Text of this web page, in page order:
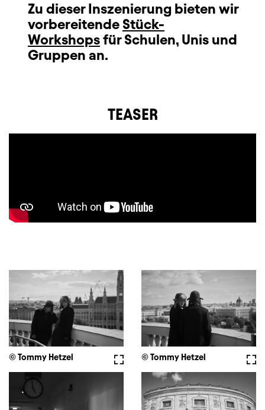
Zu dieser Inszenierung bieten wir
vorbereitende Stück-
Workshopsfür Schulen, Unis und
Gruppen an.
TEASER
Vollbild
© Tommy Hetzel © Tommy Hetzel